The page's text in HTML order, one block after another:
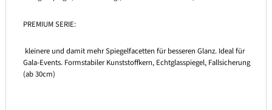
PREMIUM SERIE:
kleinere und damit mehr Spiegelfacetten für besseren Glanz. Ideal für
Gala-Events. Formstabiler Kunststoffkern, Echtglasspiegel, Fallsicherung
(ab 30cm)